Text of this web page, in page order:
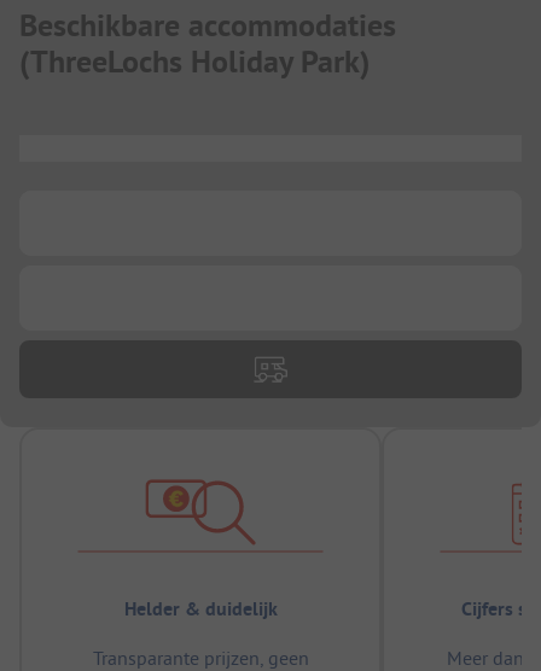
Beschikbare accommodaties
(ThreeLochs Holiday Park)
Helder & duidelijk
Transparante prijzen, geen
Cijfers
Meer dan